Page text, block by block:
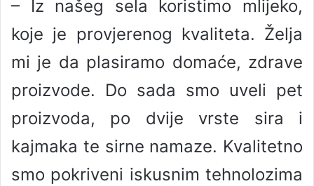
– Iz našeg sela koristimo mlijeko,
koje je provjerenog kvaliteta. Želja
mi je da plasiramo domaće, zdrave
proizvode. Do sada smo uveli pet
proizvoda, po dvije vrste sira i
kajmaka te sirne namaze. Kvalitetno
smo pokriveni iskusnim tehnolozima